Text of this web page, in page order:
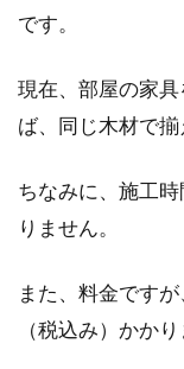
です。
現在、部屋の家
ば、同じ木材で揃
ちなみに、施工
りません。
また、料金です
（税込み）かかり